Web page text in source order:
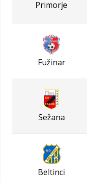
Primorje
Fužinar
Sežana
Beltinci